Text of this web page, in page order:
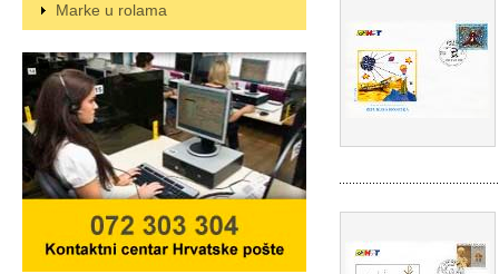
Marke u rolama